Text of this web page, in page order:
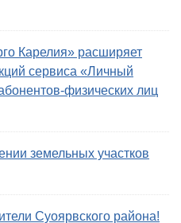
Карелия» расширяет
сервиса «Личный
физических лиц
земельных участков
Суоярвского района!